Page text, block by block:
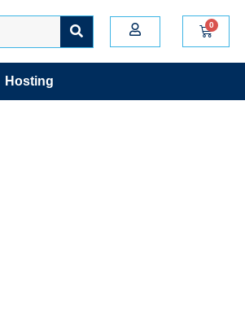
Hosting